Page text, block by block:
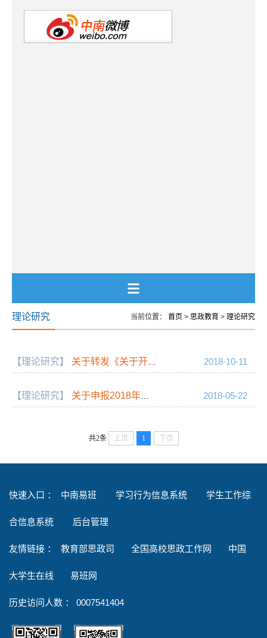
理论研究 当前位置： 首页 > 思政教育 > 理论研究
【理论研究】 关于转发《关于开展2018年度全国高校思想政治工作优秀论文征集活动的通知》的通知 2018-10-11
【理论研究】 关于申报2018年大学生思想道德素质提升工程省级项目的通知 2018-05-22
共2条 上页 1 下页
快速入口 ： 中南易班 学习行为信息系统 学生工作综
合信息系统 后台管理
友情链接 ： 教育部思政司 全国高校思政工作网 中国
大学生在线 易班网
历史访问人数 ： 0007541404